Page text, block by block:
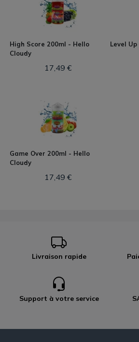
High Score 200ml - Hello
Cloudy
17,49 €
Level
Game Over 200ml - Hello
Cloudy
17,49 €
Livraison rapide
Support à votre service